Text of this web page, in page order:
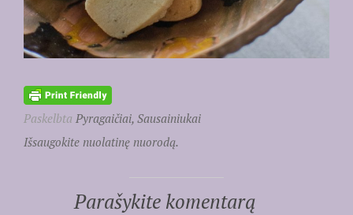
Paskelbta Pyragaičiai, Sausainiukai
Išsaugokite nuolatinę nuorodą.
Parašykite komentarą